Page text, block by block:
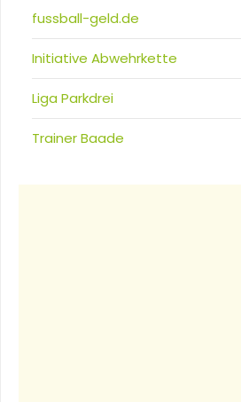
fussball-geld.de
Initiative Abwehrkette
Liga Parkdrei
Trainer Baade